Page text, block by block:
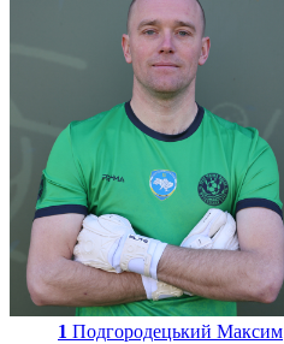
1 Подгородецький Максим